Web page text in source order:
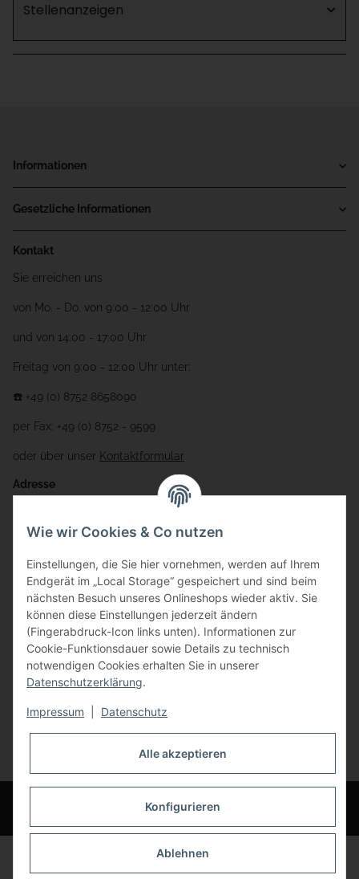
Stellenanzeigen
Informationen
Gesetzliche Informationen
Kontakt
Sie erreichen uns
von Mo. - Do. von 9:00 - 12:00 Uhr
und von 14:00 - 17:00 Uhr
Freitag von 9:00 - 12:00 Uhr unter:
☎️ +49 (0) 8752 8658090
per Fax: +49 (0) 8752 - 9599
oder über unser Kontaktformular
Adresse
Gewerbering 17
84072 Au i.d. Hallertau
info@bauer-tore.de
Vertrag widerrufen
* Alle Preise inkl. gesetzlicher USt., zzgl.Versand
© Bauer-Systemtechnik GmbH - Technische Änderungen und Irrtümer
vorbehalten
Wie wir Cookies & Co nutzen
Einstellungen, die Sie hier vornehmen, werden auf Ihrem
Endgerät im „Local Storage“ gespeichert und sind beim
nächsten Besuch unseres Onlineshops wieder aktiv. Sie
können diese Einstellungen jederzeit ändern
(Fingerabdruck-Icon links unten). Informationen zur
Cookie-Funktionsdauer sowie Details zu technisch
notwendigen Cookies erhalten Sie in unserer
Datenschutzerklärung.
Impressum Datenschutz
Alle akzeptieren
Konfigurieren
Ablehnen